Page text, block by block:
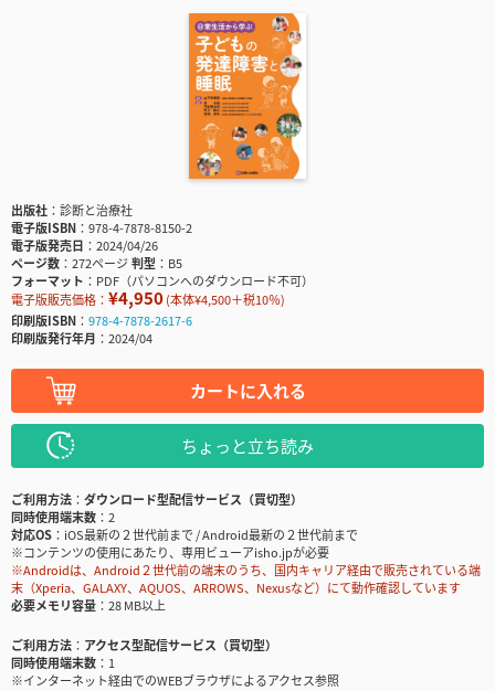
出版社
診断と治療社
電子版ISBN
978-4-7878-8150-2
電子版発売日
2024/04/26
ページ数
272ページ判型
B5
フォーマット
PDF（パソコンへのダウンロード不可）
電子版販売価格： ¥4,950(本体¥4,500＋税10％)
印刷版ISBN
978-4-7878-2617-6
印刷版発行年月
2024/04
カートに入れる
ちょっと立ち読み
ご利用方法
ダウンロード型配信サービス（買切型）
同時使用端末数
2
対応OS
iOS最新の２世代前まで / Android最新の２世代前まで
※コンテンツの使用にあたり、専用ビューアisho.jpが必要
※Androidは、Android２世代前の端末のうち、国内キャリア経由で販売されている端
末（Xperia、GALAXY、AQUOS、ARROWS、Nexusなど）にて動作確認しています
必要メモリ容量
28 MB以上
ご利用方法
アクセス型配信サービス（買切型）
同時使用端末数
1
※インターネット経由でのWEBブラウザによるアクセス参照